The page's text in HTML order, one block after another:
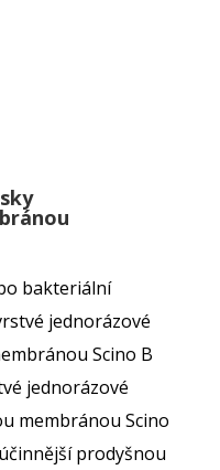
bakteriální
jednorázové
Scino B
jednorázové
membránou Scino
prodyšnou